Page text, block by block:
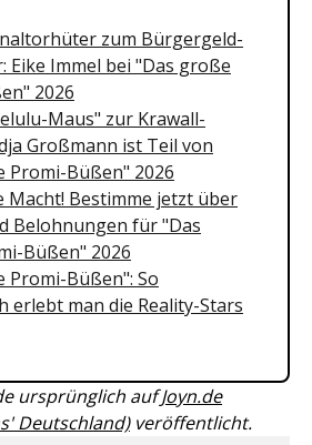
zum Bürgergeld-
Eike Immel bei "Das große
2026
Maus" zur Krawall-
Großmann ist Teil von
Promi-Büßen" 2026
Macht! Bestimme jetzt über
Belohnungen für "Das
Büßen" 2026
Promi-Büßen": So
erlebt man die Reality-Stars
ursprünglich aufJoyn.de
Deutschland)veröffentlicht.